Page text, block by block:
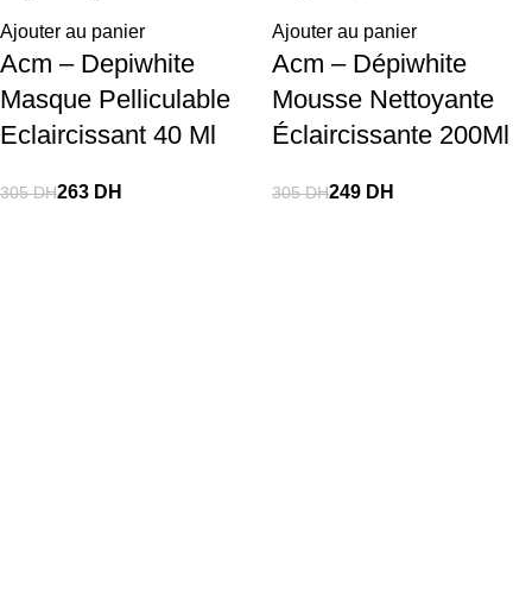
Ajouter au panier
Acm – Depiwhite
Masque Pelliculable
Eclaircissant 40 Ml
305DH263 DH
Ajouter au panier
Acm – Dépiwhite
Mousse Nettoyante
Éclaircissante 200Ml
305DH249 DH